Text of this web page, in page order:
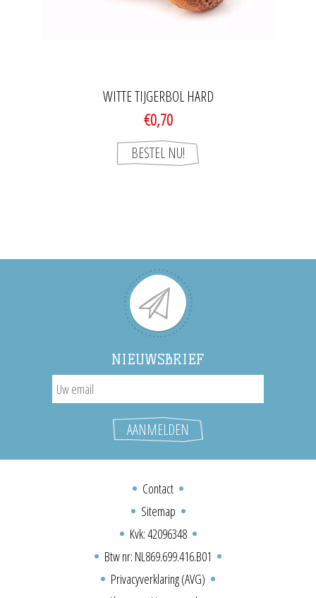
WITTE TIJGERBOL HARD
€0,70
NIEUWSBRIEF
Contact
Sitemap
Kvk: 42096348
Btw nr: NL869.699.416.B01
Privacyverklaring (AVG)